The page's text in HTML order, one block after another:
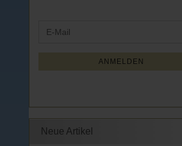
ZUR
E-
ANMELDEN
Neue Artikel